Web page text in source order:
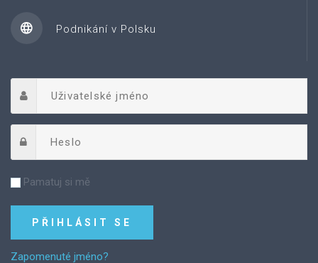
Podnikání v Polsku
Pamatuj si mě
Zapomenuté jméno?